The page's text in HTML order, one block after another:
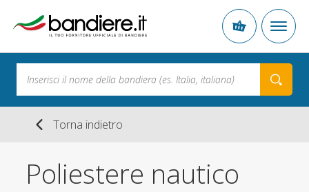
Torna indietro
Poliestere nautico